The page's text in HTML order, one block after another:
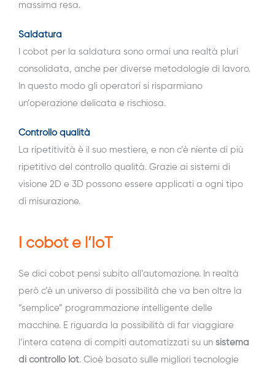
massima resa.
Saldatura
I cobot per la saldatura sono ormai una realtà pluri
consolidata, anche per diverse metodologie di lavoro.
In questo modo gli operatori si risparmiano
un’operazione delicata e rischiosa.
Controllo qualità
La ripetitività è il suo mestiere, e non c’è niente di più
ripetitivo del controllo qualità. Grazie ai sistemi di
visione 2D e 3D possono essere applicati a ogni tipo
di misurazione.
I cobot e l’IoT
Se dici cobot pensi subito all’automazione. In realtà
però c’è un universo di possibilità che va ben oltre la
“semplice” programmazione intelligente delle
macchine. E riguarda la possibilità di far viaggiare
l’intera catena di compiti automatizzati su un sistema
di controllo Iot. Cioè basato sulle migliori tecnologie